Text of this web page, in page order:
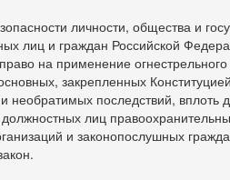
личности, общества и
лиц и граждан Российской
на применение
закрепленных
необратимых последствий,
лиц
и законопослушных